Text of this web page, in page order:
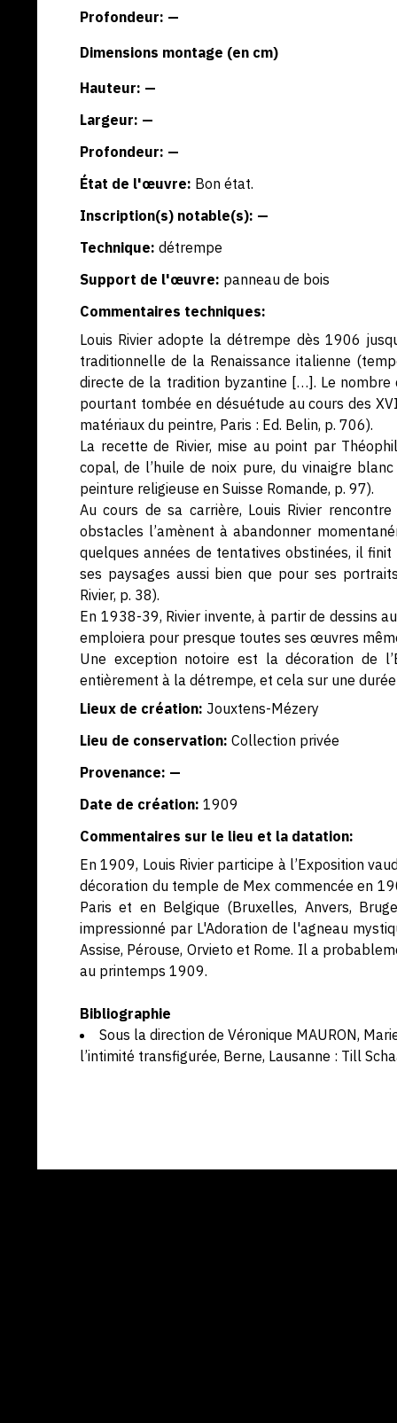
Profondeur: —
Dimensions montage (en cm)
Hauteur: —
Largeur: —
Profondeur: —
État de l'œuvre: Bon état.
Inscription(s) notable(s): —
Technique: détrempe
Support de l'œuvre: panneau de bois
Commentaires techniques:
Louis Rivier adopte la détrempe dès 1906
traditionnelle de la Renaissance italienne
directe de la tradition byzantine […]. Le
pourtant tombée en désuétude au cours des
matériaux du peintre, Paris : Ed. Belin, p. 706).
La recette de Rivier, mise au point par
copal, de l’huile de noix pure, du vinaigre
peinture religieuse en Suisse Romande, p. 97).
Au cours de sa carrière, Louis Rivier
obstacles l’amènent à abandonner
quelques années de tentatives obstinées, il
ses paysages aussi bien que pour ses
Rivier, p. 38).
En 1938-39, Rivier invente, à partir de dessins
emploiera pour presque toutes ses œuvres
Une exception notoire est la décoration de
entièrement à la détrempe, et cela sur une
Lieux de création: Jouxtens-Mézery
Lieu de conservation: Collection privée
Provenance: —
Date de création: 1909
Commentaires sur le lieu et la datation:
En 1909, Louis Rivier participe à l’Exposition
décoration du temple de Mex commencée en
Paris et en Belgique (Bruxelles, Anvers,
impressionné par L'Adoration de l'agneau
Assise, Pérouse, Orvieto et Rome. Il a
au printemps 1909.
Bibliographie
Sous la direction de Véronique MAURON,
l’intimité transfigurée, Berne, Lausanne : Till